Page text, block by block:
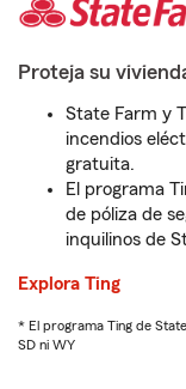
Proteja su
State Farm y
incendios
gratuita.
El programa
de póliza de
inquilinos de
Explora Ting
* El programa Ting de
SD ni WY